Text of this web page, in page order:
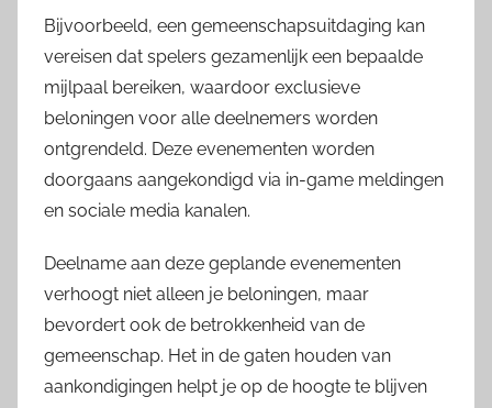
Bijvoorbeeld, een gemeenschapsuitdaging kan
vereisen dat spelers gezamenlijk een bepaalde
mijlpaal bereiken, waardoor exclusieve
beloningen voor alle deelnemers worden
ontgrendeld. Deze evenementen worden
doorgaans aangekondigd via in-game meldingen
en sociale media kanalen.
Deelname aan deze geplande evenementen
verhoogt niet alleen je beloningen, maar
bevordert ook de betrokkenheid van de
gemeenschap. Het in de gaten houden van
aankondigingen helpt je op de hoogte te blijven